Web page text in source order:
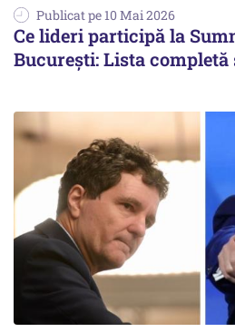
Publicat pe 10 Mai 2026
Ce lideri participă la
București: Lista